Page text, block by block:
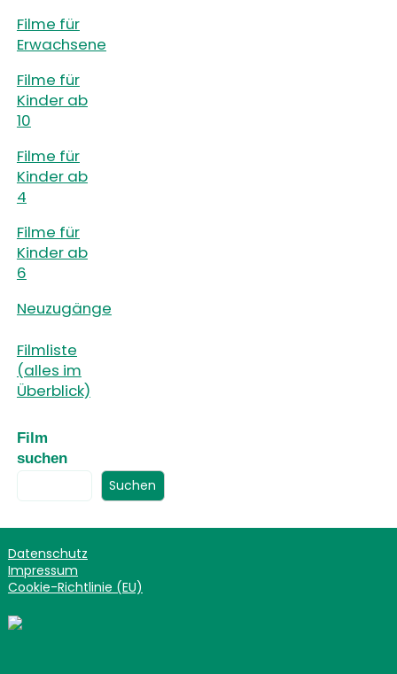
Filme für
Erwachsene
Filme für
Kinder ab
10
Filme für
Kinder ab
4
Filme für
Kinder ab
6
Neuzugänge
Filmliste
(alles im
Überblick)
Film
suchen
Suchen
Datenschutz
Impressum
Cookie-Richtlinie (EU)